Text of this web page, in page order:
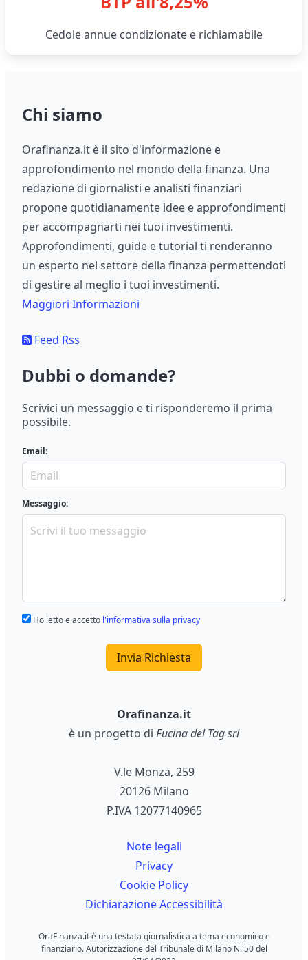
Cedole annue condizionate e richiamabile
Chi siamo
Orafinanza.it è il sito d'informazione e
approfondimento nel mondo della finanza. Una
redazione di giornalisti e analisti finanziari
propone quotidianamente idee e approfondimenti
per accompagnarti nei tuoi investimenti.
Approfondimenti, guide e tutorial ti renderanno
un esperto nel settore della finanza permettendoti
di gestire al meglio i tuoi investimenti.
Maggiori Informazioni
Feed Rss
Dubbi o domande?
Scrivici un messaggio e ti risponderemo il prima
possibile.
Email:
Messaggio:
Ho letto e accetto l'informativa sulla privacy
Invia Richiesta
Orafinanza.it
è un progetto di Fucina del Tag srl
V.le Monza, 259
20126 Milano
P.IVA 12077140965
Note legali
Privacy
Cookie Policy
Dichiarazione Accessibilità
OraFinanza.it è una testata giornalistica a tema economico e
finanziario. Autorizzazione del Tribunale di Milano N. 50 del